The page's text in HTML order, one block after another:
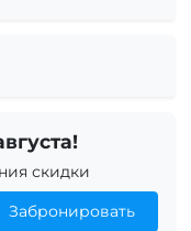
скидки
Забронировать